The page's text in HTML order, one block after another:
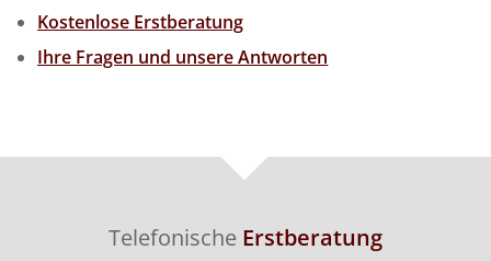
Kostenlose Erstberatung
Ihre Fragen und unsere Antworten
Telefonische Erstberatung